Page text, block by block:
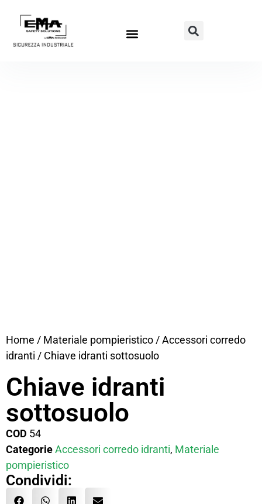
Home / Materiale pompieristico/Accessori corredo
idranti / Chiave idranti sottosuolo
Chiave idranti
sottosuolo
COD 54
CategorieAccessori corredo idranti, Materiale
pompieristico
Condividi: